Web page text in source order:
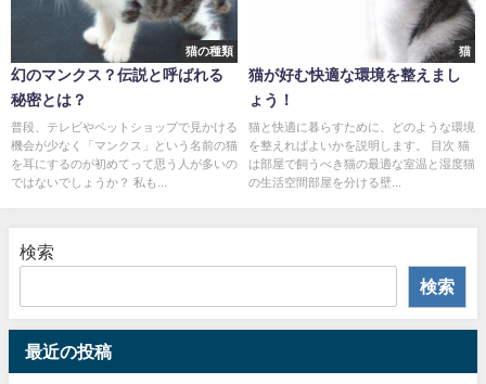
猫の種類
幻のマンクス？伝説と呼ばれる
秘密とは？
普段、テレビやペットショップで見かける
機会が少なく「マンクス」という名前の猫
を耳にするのが初めてって思う人が多いの
ではないでしょうか？ 私も...
猫
猫が好む快適な環境を整えまし
ょう！
猫と快適に暮らすために、どのような環境
を整えればよいかを説明します。 目次 猫
は部屋で飼うべき猫の最適な室温と湿度猫
の生活空間部屋を分ける壁...
検索
検索
最近の投稿